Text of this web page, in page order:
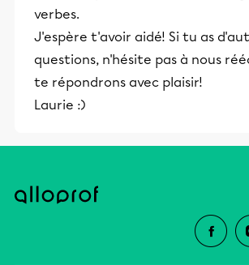
verbes.
J'espère t'avoir aidé! Si tu as
questions, n'hésite pas à nous
te répondrons avec plaisir!
Laurie :)